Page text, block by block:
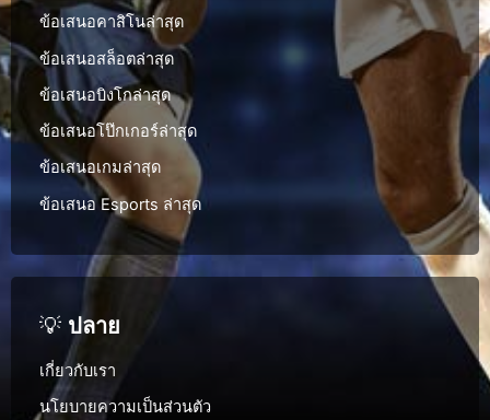
ข้อเสนอคาสิโนล่าสุด
ข้อเสนอสล็อตล่าสุด
ข้อเสนอบิงโกล่าสุด
ข้อเสนอโป๊กเกอร์ล่าสุด
ข้อเสนอเกมล่าสุด
ข้อเสนอ Esports ล่าสุด
💡 ปลาย
เกี่ยวกับเรา
นโยบายความเป็นส่วนตัว